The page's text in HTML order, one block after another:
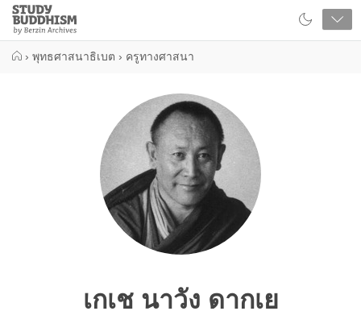
Close
Study
Buddhism
› พุทธศาสนาธิเบต › ครูทางศาสนา
เกเช นาวัง ดากเย